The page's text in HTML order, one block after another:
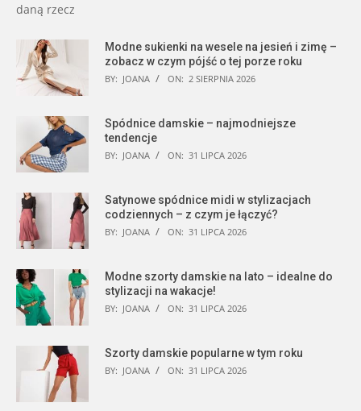
daną rzecz
Modne sukienki na wesele na jesień i zimę –
zobacz w czym pójść o tej porze roku
BY: JOANA ON: 2 SIERPNIA 2026
Spódnice damskie – najmodniejsze
tendencje
BY: JOANA ON: 31 LIPCA 2026
Satynowe spódnice midi w stylizacjach
codziennych – z czym je łączyć?
BY: JOANA ON: 31 LIPCA 2026
Modne szorty damskie na lato – idealne do
stylizacji na wakacje!
BY: JOANA ON: 31 LIPCA 2026
Szorty damskie popularne w tym roku
BY: JOANA ON: 31 LIPCA 2026